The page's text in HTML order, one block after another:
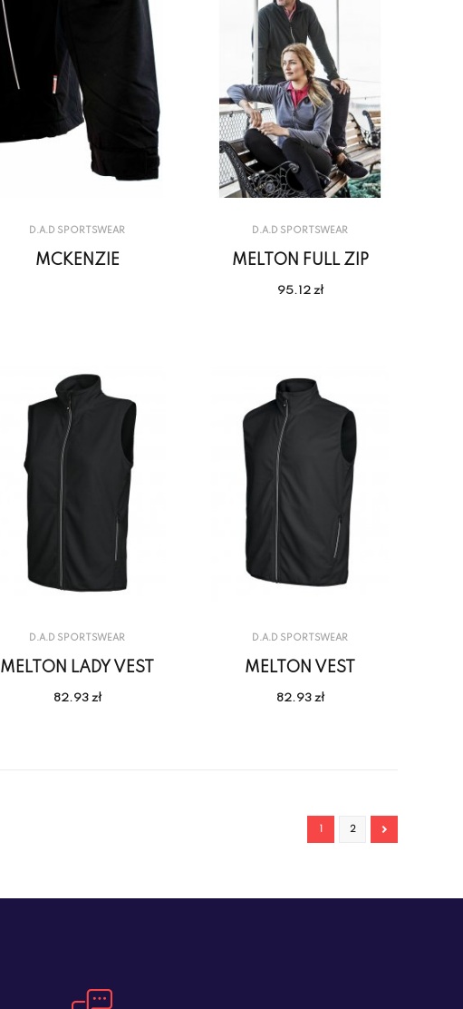
D.A.D SPORTSWEAR
MCKENZIE
D.A.D SPORTSWEAR
MELTON FULL ZIP
95.12 zł
D.A.D SPORTSWEAR
MELTON LADY VEST
82.93 zł
D.A.D SPORTSWEAR
MELTON VEST
82.93 zł
2